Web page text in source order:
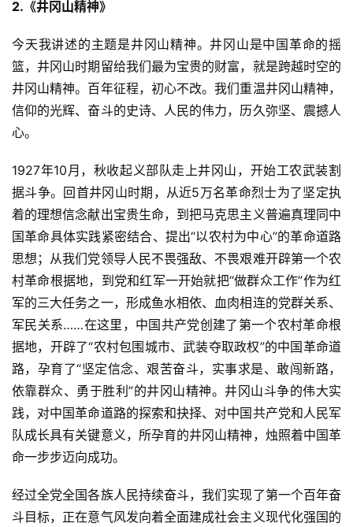
2.《井冈山精神》
今天我讲述的主题是井冈山精神。井冈山是中国革命的摇
篮，井冈山时期留给我们最为宝贵的财富，就是跨越时空的
井冈山精神。百年征程，初心不改。我们重温井冈山精神，
信仰的光辉、奋斗的史诗、人民的伟力，历久弥坚、震撼人
心。
1927年10月，秋收起义部队走上井冈山，开始工农武装割
据斗争。回首井冈山时期，从近5万名革命烈士为了坚定执
着的理想信念献出宝贵生命，到把马克思主义普遍真理同中
国革命具体实践紧密结合、提出“以农村为中心”的革命道路
思想；从我们党领导人民不畏强敌、不畏艰难开辟第一个农
村革命根据地，到党和红军一开始就把“做群众工作”作为红
军的三大任务之一，形成鱼水相依、血肉相连的党群关系、
军民关系……在这里，中国共产党创建了第一个农村革命根
据地，开辟了“农村包围城市、武装夺取政权”的中国革命道
路，孕育了“坚定信念、艰苦奋斗，实事求是、敢闯新路，
依靠群众、勇于胜利”的井冈山精神。井冈山斗争的伟大实
践，对中国革命道路的探索和抉择、对中国共产党和人民军
队成长具有关键意义，所孕育的井冈山精神，烛照着中国革
命一步步迈向成功。
经过全党全国各族人民持续奋斗，我们实现了第一个百年奋
斗目标，正在意气风发向着全面建成社会主义现代化强国的